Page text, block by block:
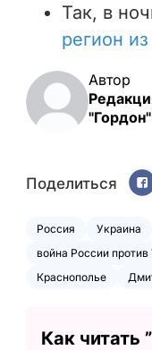
Так, в
регион
Автор
"Гордон"
Поделиться
Россия Украина
война России
Краснополье
Как читать